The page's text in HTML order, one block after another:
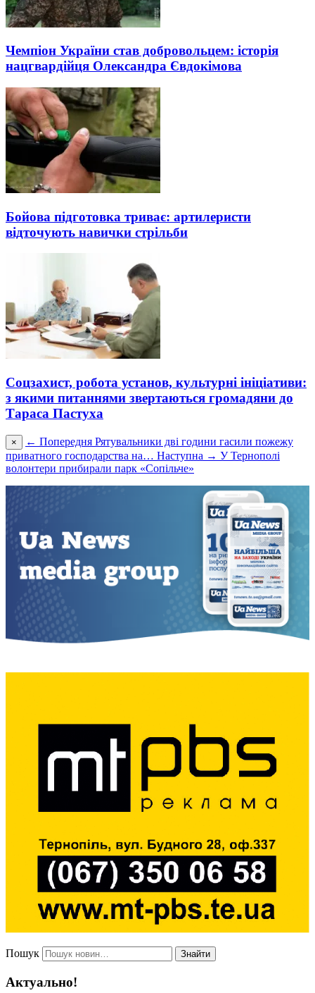
Чемпіон України став добровольцем: історія
нацгвардійця Олександра Євдокімова
Бойова підготовка триває: артилеристи
відточують навички стрільби
Соцзахист, робота установ, культурні ініціативи:
з якими питаннями звертаються громадяни до
Тараса Пастуха
× ← Попередня Рятувальники дві години гасили пожежу
приватного господарства на… Наступна → У Тернополі
волонтери прибирали парк «Сопільче»
Пошук Знайти
Актуально!